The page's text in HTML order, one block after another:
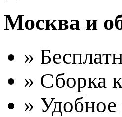
Москва и
»
» Сборка
» Удобное